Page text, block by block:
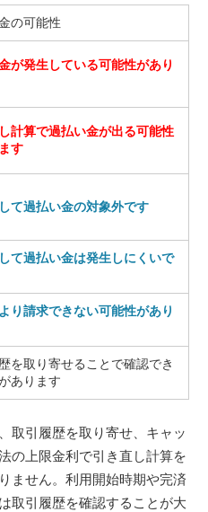
の可能性
が発生している可能性があり
計算で過払い金が出る可能性
す
て過払い金の対象外です
て過払い金は発生しにくいで
り請求できない可能性があり
を取り寄せることで確認でき
あります
取引履歴を取り寄せ、キャッ
の上限金利で引き直し計算を
ません。利用開始時期や完済
取引履歴を確認することが大